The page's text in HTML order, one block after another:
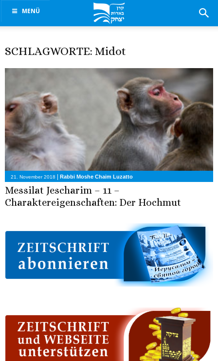
MENÜ
SCHLAGWORTE: Midot
21. November 2018 Rabbi Moshe Chaim Luzatto
Messilat Jescharim – 11 –
Charaktereigenschaften: Der Hochmut